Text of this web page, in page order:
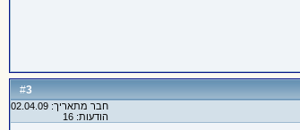
#
3
חבר מתאריך: 02.04.09
הודעות: 16